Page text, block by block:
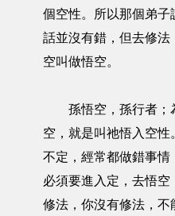
個空性。所以那個弟子
話並沒有錯，但去修
空叫做悟空。
孫悟空，孫行者；
空，就是叫祂悟入空
不定，經常都做錯事
必須要進入定，去悟
修法，你沒有修法，